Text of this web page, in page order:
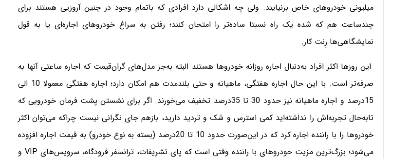
میلیونی خودروهای خاص برنیایند. ولی چه اشکالی دارد افرادی که باتمام وجود در چنین آروزیی هستند برای
چندساعت هم که شده یک راه نسبتا ساده‌تر را امتحان کنند؛ رفتن به سراغ خودروهای اجاره‌ای یا به قول
نمایشگاهی‌ها رِنت کار.
این روزها اکثر افراد به‌دنبال اجاره روزانه خودروها هستند البته به‌جز مدل‌های گران‌قیمت که اجاره ساعتی آنها به
صرفه‌تر است. با این حال اجاره هفتگی، ماهیانه و حتی بلندمدت هم امکان‌ دارد؛ اجاره هفتگی معمولا 10 الی
15درصد و اجاره ماهیانه نیز حدود 30 تا 35درصد تخفیف می‌خورند. اگر برای نشستن پشت فرمان خودرویی که
تابه‌حال تجربه‌اش را نداشته‌اید کمی استرس و شک و تردید دارید، بازهم جای نگرانی نیست چراکه می‌توان اکثر
خودروها را با راننده اجاره کرد که در این‌صورت حدود 10 تا 20درصد (بسته به نوع خودرو) به قیمت اجاره افزوده
می‌شود؛ بزرگ‌ترین مزیت خودروهای با راننده وقتی است که پای تشریفات، ترانسفر فرودگاه، سرویس‌های VIP و